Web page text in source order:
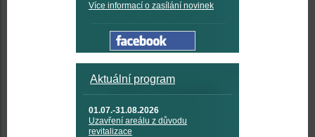
Více informací o zasílání novinek
Aktuální program
01.07.-31.08.2026
Uzavření areálu z důvodu
revitalizace